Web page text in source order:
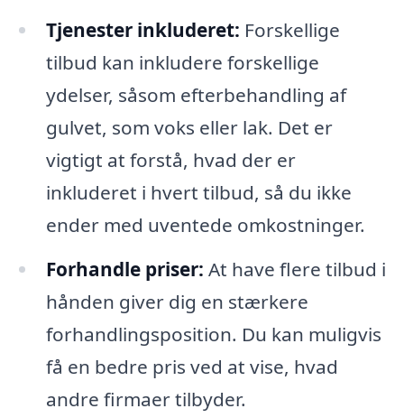
Tjenester inkluderet: Forskellige
tilbud kan inkludere forskellige
ydelser, såsom efterbehandling af
gulvet, som voks eller lak. Det er
vigtigt at forstå, hvad der er
inkluderet i hvert tilbud, så du ikke
ender med uventede omkostninger.
Forhandle priser: At have flere tilbud i
hånden giver dig en stærkere
forhandlingsposition. Du kan muligvis
få en bedre pris ved at vise, hvad
andre firmaer tilbyder.